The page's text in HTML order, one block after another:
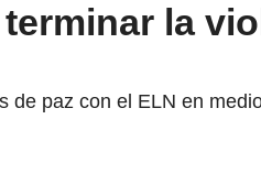
la
paz con el ELN en